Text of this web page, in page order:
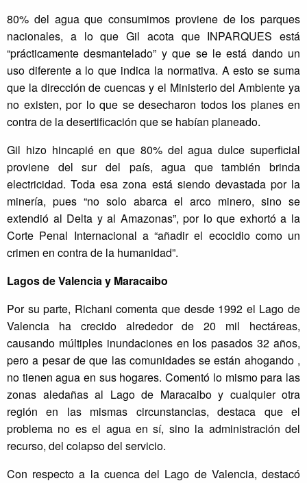
80% del agua que consumimos proviene de los parques
nacionales, a lo que Gil acota que INPARQUES está
“prácticamente desmantelado” y que se le está dando un
uso diferente a lo que indica la normativa. A esto se suma
que la dirección de cuencas y el Ministerio del Ambiente ya
no existen, por lo que se desecharon todos los planes en
contra de la desertificación que se habían planeado.
Gil hizo hincapié en que 80% del agua dulce superficial
proviene del sur del país, agua que también brinda
electricidad. Toda esa zona está siendo devastada por la
minería, pues “no solo abarca el arco minero, sino se
extendió al Delta y al Amazonas”, por lo que exhortó a la
Corte Penal Internacional a “añadir el ecocidio como un
crimen en contra de la humanidad”.
Lagos de Valencia y Maracaibo
Por su parte, Richani comenta que desde 1992 el Lago de
Valencia ha crecido alrededor de 20 mil hectáreas,
causando múltiples inundaciones en los pasados 32 años,
pero a pesar de que las comunidades se están ahogando ,
no tienen agua en sus hogares. Comentó lo mismo para las
zonas aledañas al Lago de Maracaibo y cualquier otra
región en las mismas circunstancias, destaca que el
problema no es el agua en sí, sino la administración del
recurso, del colapso del servicio.
Con respecto a la cuenca del Lago de Valencia, destacó